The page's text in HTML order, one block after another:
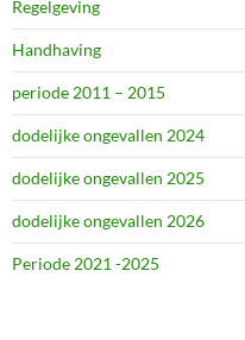
Regelgeving
Handhaving
periode 2011 – 2015
dodelijke ongevallen 2024
dodelijke ongevallen 2025
dodelijke ongevallen 2026
Periode 2021 -2025